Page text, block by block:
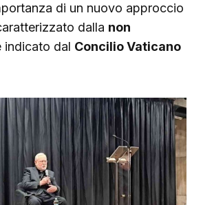
di un nuovo approccio
dalla non
indicato dal Concilio Vaticano